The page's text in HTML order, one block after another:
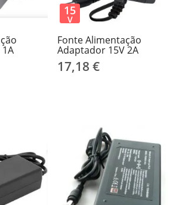
Fonte Alimentação
Adaptador 15V 2A
17,18 €
15
V